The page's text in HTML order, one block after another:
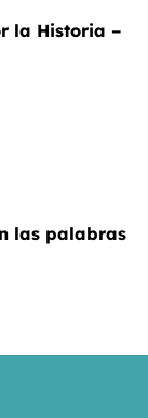
la Historia –
las palabras